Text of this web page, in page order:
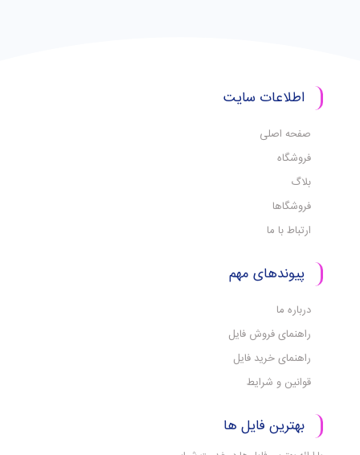
اطلاعات سایت
صفحه اصلی
فروشگاه
بلاگ
فروشگاها
ارتباط با ما
پیوندهای مهم
درباره ما
راهنمای فروش فایل
راهنمای خرید فایل
قوانین و شرایط
بهترین فایل ها